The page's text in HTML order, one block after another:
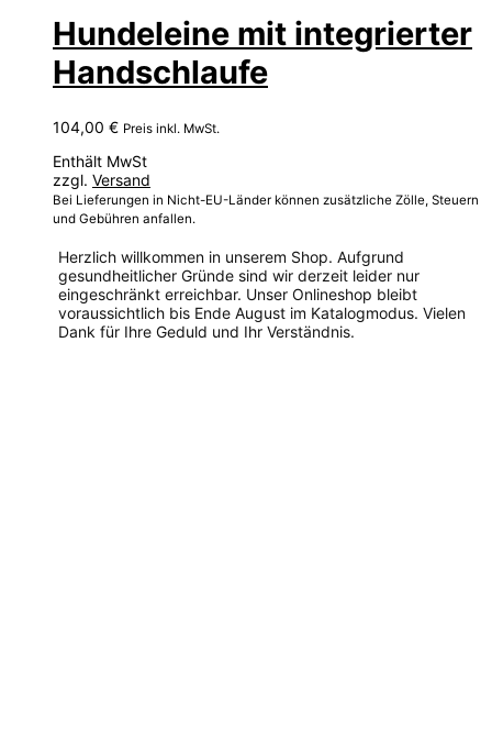
Hundeleine mit integrierter
Handschlaufe
104,00 € Preis inkl. MwSt.
Enthält MwSt
zzgl. Versand
Bei Lieferungen in Nicht-EU-Länder können zusätzliche Zölle, Steuern
und Gebühren anfallen.
Herzlich willkommen in unserem Shop. Aufgrund
gesundheitlicher Gründe sind wir derzeit leider nur
eingeschränkt erreichbar. Unser Onlineshop bleibt
voraussichtlich bis Ende August im Katalogmodus. Vielen
Dank für Ihre Geduld und Ihr Verständnis.